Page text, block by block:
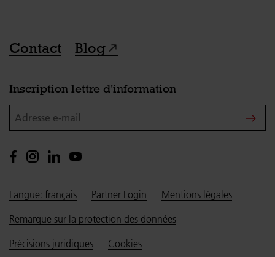
Contact Blog
Inscription lettre d'information
Adresse e-mail
Langue: français Partner Login
Mentions légales
Remarque sur la protection des données
Précisions juridiques
Cookies